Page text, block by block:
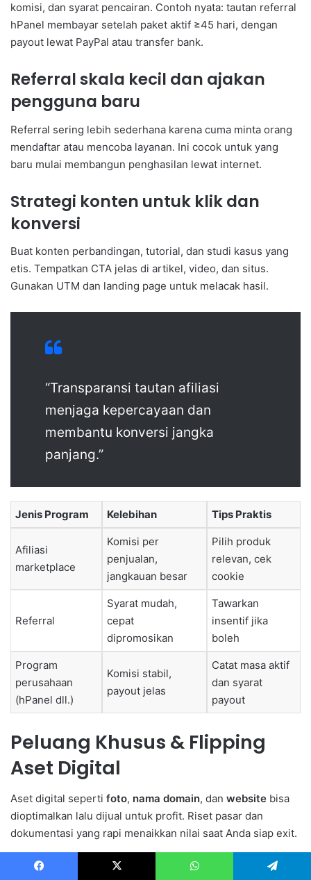
komisi, dan syarat pencairan. Contoh nyata: tautan referral
hPanel membayar setelah paket aktif ≥45 hari, dengan
payout lewat PayPal atau transfer bank.
Referral skala kecil dan ajakan
pengguna baru
Referral sering lebih sederhana karena cuma minta orang
mendaftar atau mencoba layanan. Ini cocok untuk yang
baru mulai membangun penghasilan lewat internet.
Strategi konten untuk klik dan
konversi
Buat konten perbandingan, tutorial, dan studi kasus yang
etis. Tempatkan CTA jelas di artikel, video, dan situs.
Gunakan UTM dan landing page untuk melacak hasil.
“Transparansi tautan afiliasi
menjaga kepercayaan dan
membantu konversi jangka
panjang.”
Jenis Program Kelebihan Tips Praktis
Afiliasi
marketplace
Komisi per
penjualan,
jangkauan besar
Pilih produk
relevan, cek
cookie
Referral
Syarat mudah,
cepat
dipromosikan
Tawarkan
insentif jika
boleh
Program
perusahaan
(hPanel dll.)
Komisi stabil,
payout jelas
Catat masa aktif
dan syarat
payout
Peluang Khusus & Flipping
Aset Digital
Aset digital seperti foto, nama domain, dan website bisa
dioptimalkan lalu dijual untuk profit. Riset pasar dan
dokumentasi yang rapi menaikkan nilai saat Anda siap exit.
Jual foto & video stok: tema yang